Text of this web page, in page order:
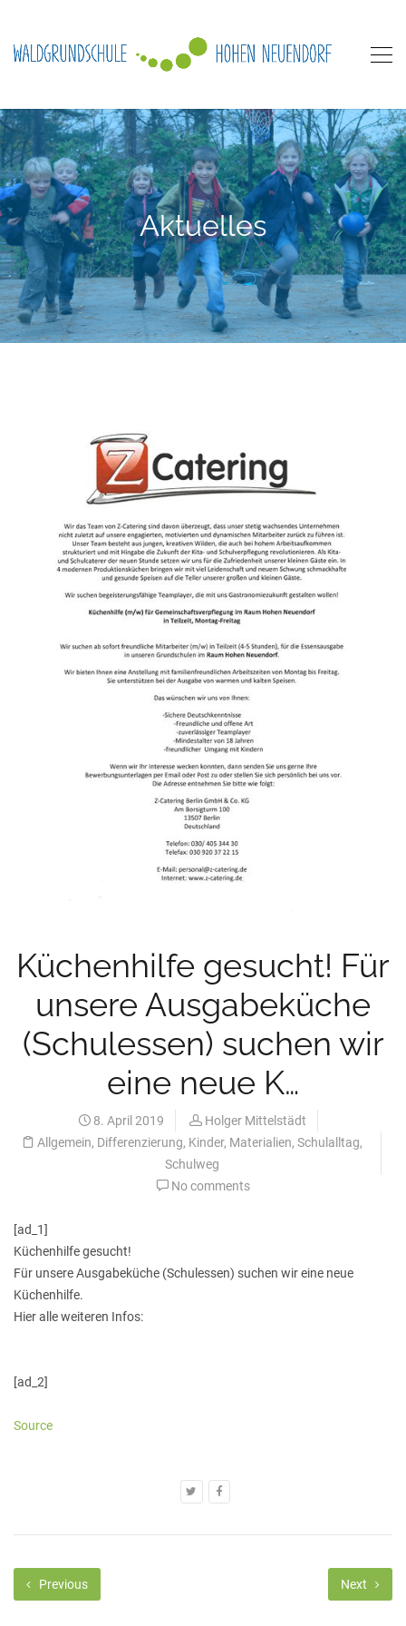
Aktuelles
Küchenhilfe gesucht! Für
unsere Ausgabeküche
(Schulessen) suchen wir
eine neue K…
8. April 2019
Holger Mittelstädt
Allgemein, Differenzierung, Kinder, Materialien, Schulalltag,
Schulweg
No comments
[ad_1]
Küchenhilfe gesucht!
Für unsere Ausgabeküche (Schulessen) suchen wir eine neue
Küchenhilfe.
Hier alle weiteren Infos:
[ad_2]
Source
Previous Next